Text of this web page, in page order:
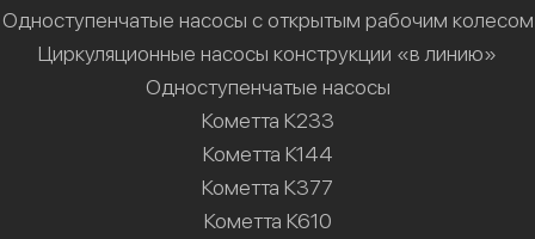
Одноступенчатые насосы с открытым рабочим колесом
Циркуляционные насосы конструкции «в линию»
Одноступенчатые насосы
Кометта К233
Кометта К144
Кометта К377
Кометта К610